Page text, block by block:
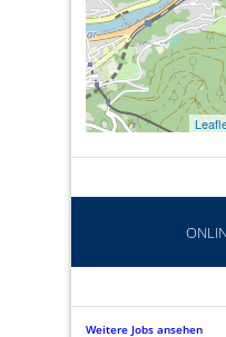
Weitere Jobs ansehen